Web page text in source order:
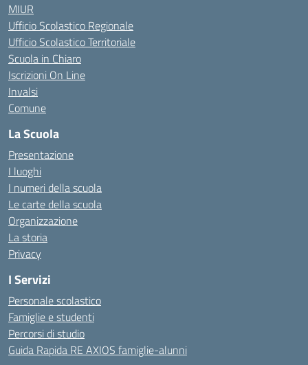
MIUR
Ufficio Scolastico Regionale
Ufficio Scolastico Territoriale
Scuola in Chiaro
Iscrizioni On Line
Invalsi
Comune
La Scuola
Presentazione
I luoghi
I numeri della scuola
Le carte della scuola
Organizzazione
La storia
Privacy
I Servizi
Personale scolastico
Famiglie e studenti
Percorsi di studio
Guida Rapida RE AXIOS famiglie-alunni